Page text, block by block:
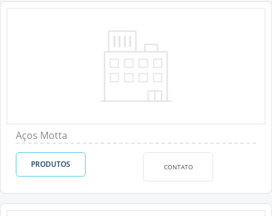
Aços Motta
PRODUTOS CONTATO